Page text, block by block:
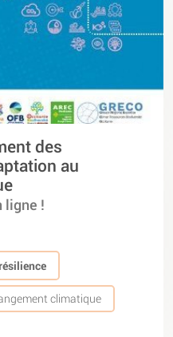
des
au
ligne !
climatique